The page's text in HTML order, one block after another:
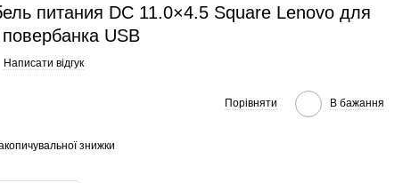
питания DC 11.0×4.5 Square Lenovo для
USB
Написати відгук
Порівняти В бажання
знижки